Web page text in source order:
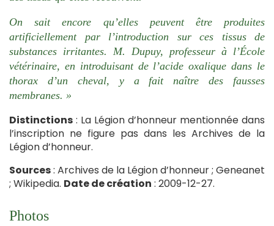
On sait encore qu’elles peuvent être produites
artificiellement par l’introduction sur ces tissus de
substances irritantes. M. Dupuy, professeur à l’École
vétérinaire, en introduisant de l’acide oxalique dans le
thorax d’un cheval, y a fait naître des fausses
membranes. »
Distinctions : La Légion d’honneur mentionnée dans
l’inscription ne figure pas dans les Archives de la
Légion d’honneur.
Sources: Archives de la Légion d’honneur ; Geneanet
; Wikipedia. Date de création : 2009-12-27.
Photos